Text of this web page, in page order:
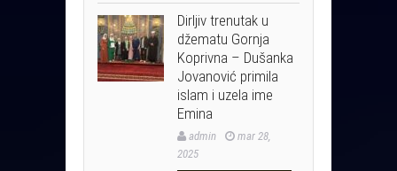
Dirljiv trenutak u
džematu Gornja
Koprivna – Dušanka
Jovanović primila
islam i uzela ime
Emina
admin
mar 28,
2025